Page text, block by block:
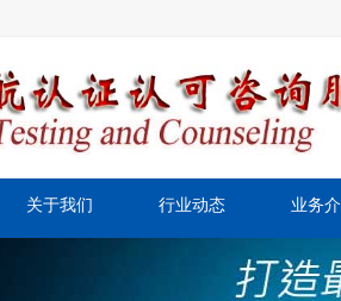
关于我们 行业动态 业务